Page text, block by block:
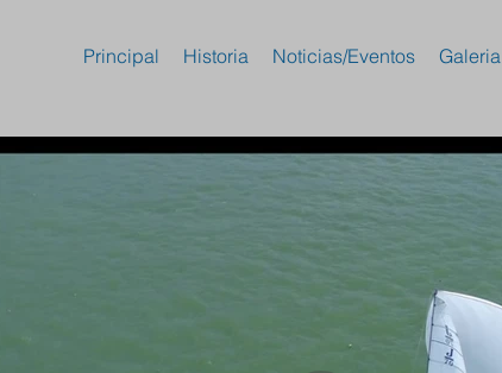
Principal Historia Noticias/Eventos Galeria